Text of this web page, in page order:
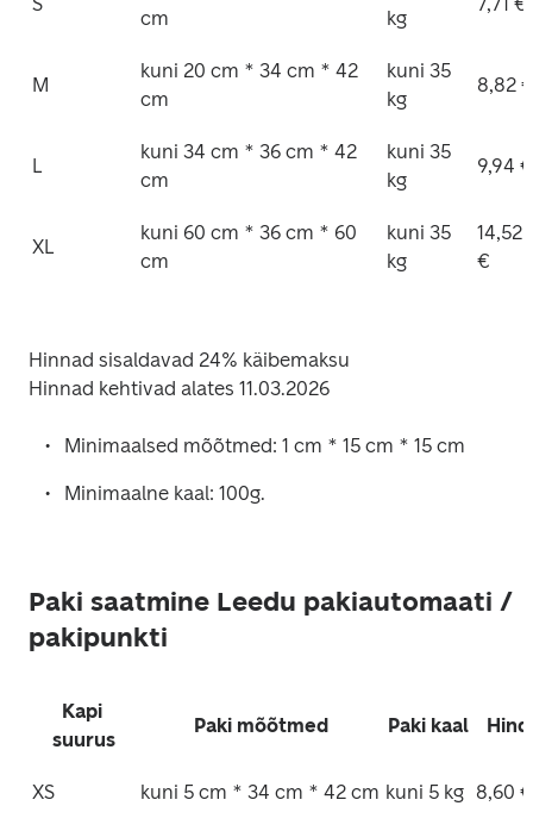
cm
kg
M
kuni 20 cm * 34 cm * 42
cm
kuni 35
kg
8,82 €
L
kuni 34 cm * 36 cm * 42
cm
kuni 35
kg
9,94 €
XL
kuni 60 cm * 36 cm * 60
cm
kuni 35
kg
14,52
€
Hinnad sisaldavad 24% käibemaksu
Hinnad kehtivad alates 11.03.2026
Minimaalsed mõõtmed: 1 cm * 15 cm * 15 cm
Minimaalne kaal: 100g.
Paki saatmine Leedu pakiautomaati /
pakipunkti
Kapi
suurus
Paki mõõtmed Paki kaal Hind
XS kuni 5 cm * 34 cm * 42 cm kuni 5 kg 8,60 €